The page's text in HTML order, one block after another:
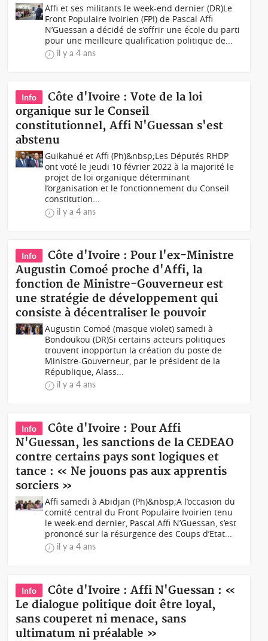
Affi et ses militants le week-end dernier (DR)Le
Front Populaire Ivoirien (FPI) de Pascal Affi
N’Guessan a décidé de s’offrir une école du parti
pour une meilleure qualification politique de...
il y a 4 ans
Info
Côte d'Ivoire : Vote de la loi
organique sur le Conseil
constitutionnel, Affi N'Guessan s'est
abstenu
Guikahué et Affi (Ph)&nbsp;Les Députés RHDP
ont voté le jeudi 10 février 2022 à la majorité le
projet de loi organique déterminant
l’organisation et le fonctionnement du Conseil
constitution...
il y a 4 ans
Info
Côte d'Ivoire : Pour l'ex-Ministre
Augustin Comoé proche d'Affi, la
fonction de Ministre-Gouverneur est
une stratégie de développement qui
consiste à décentraliser le pouvoir
Augustin Comoé (masque violet) samedi à
Bondoukou (DR)Si certains acteurs politiques
trouvent inopportun la création du poste de
Ministre-Gouverneur, par le président de la
République, Alass...
il y a 4 ans
Info
Côte d'Ivoire : Pour Affi
N'Guessan, les sanctions de la CEDEAO
contre certains pays sont logiques et
tance : « Ne jouons pas aux apprentis
sorciers »
Affi samedi à Abidjan (Ph)&nbsp;A l’occasion du
comité central du Front Populaire Ivoirien tenu
le week-end dernier, Pascal Affi N’Guessan, s’est
prononcé sur la résurgence des Coups d’Etat...
il y a 4 ans
Info
Côte d'Ivoire : Affi N'Guessan : «
Le dialogue politique doit être loyal,
sans couperet ni menace, sans
ultimatum ni préalable »